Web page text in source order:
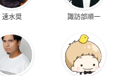
速水奨 諏訪部順一